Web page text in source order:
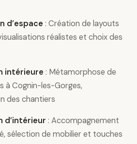
d’espace : Création de layouts
réalistes et choix des
intérieure : Métamorphose de
à Cognin-les-Gorges,
des chantiers
d’intérieur : Accompagnement
sélection de mobilier et touches